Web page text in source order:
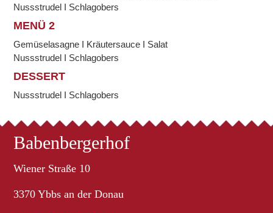
Nussstrudel I Schlagobers
MENÜ 2
Gemüselasagne I Kräutersauce I Salat
Nussstrudel I Schlagobers
DESSERT
Nussstrudel I Schlagobers
Babenbergerhof
Wiener Straße 10
3370 Ybbs an der Donau